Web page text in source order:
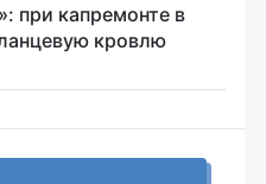
при капремонте в
кровлю